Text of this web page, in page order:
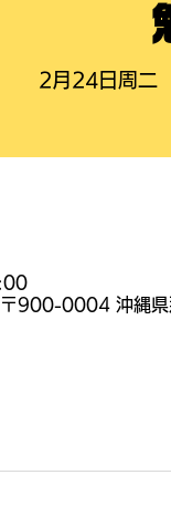
2月24日周二
900-0004 沖縄県